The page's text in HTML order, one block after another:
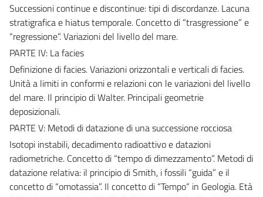
Successioni continue e discontinue: tipi di discordanze. Lacuna
stratigrafica e hiatus temporale. Concetto di “trasgressione” e
“regressione”. Variazioni del livello del mare.
PARTE IV: La facies
Definizione di facies. Variazioni orizzontali e verticali di facies.
Unità a limiti in conformi e relazioni con le variazioni del livello
del mare. Il principio di Walter. Principali geometrie
deposizionali.
PARTE V: Metodi di datazione di una successione rocciosa
Isotopi instabili, decadimento radioattivo e datazioni
radiometriche. Concetto di “tempo di dimezzamento”. Metodi di
datazione relativa: il principio di Smith, i fossili “guida” e il
concetto di “omotassia”. Il concetto di “Tempo” in Geologia. Età